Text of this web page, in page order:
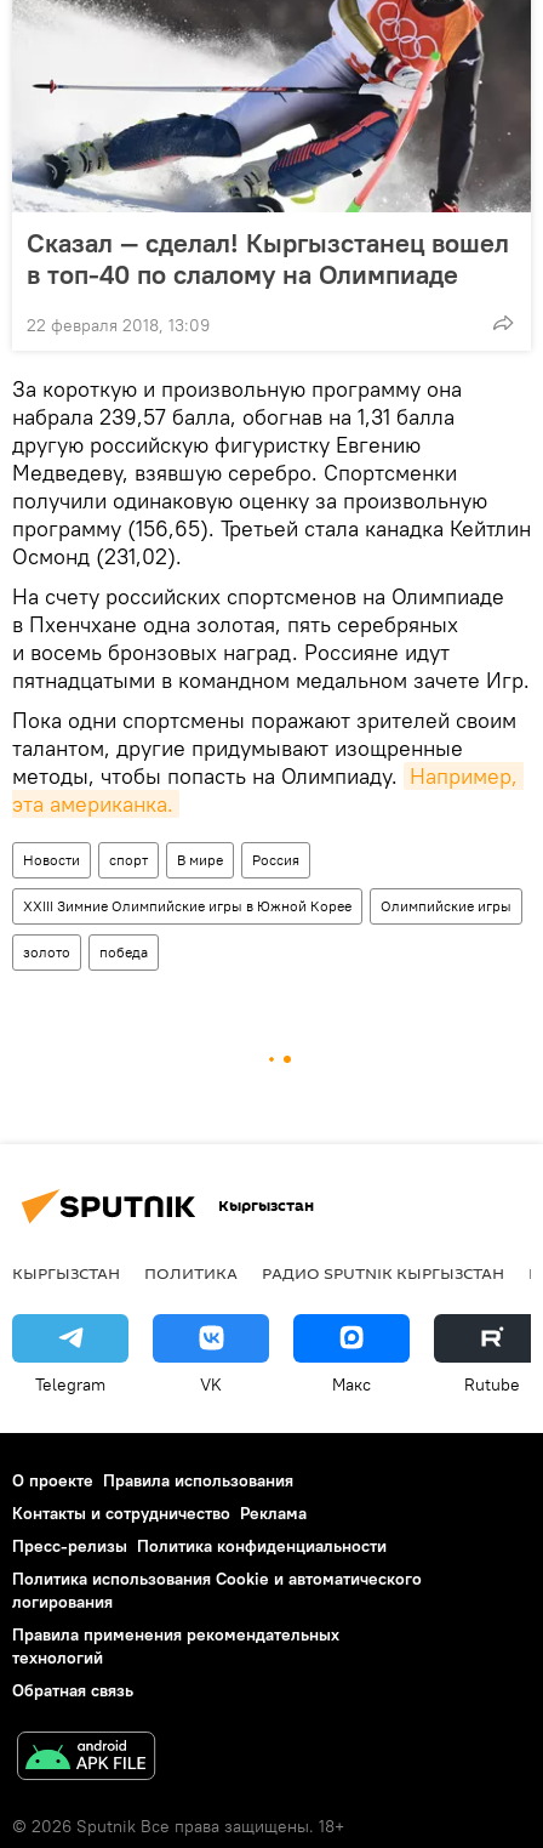
Сказал — сделал! Кыргызстанец вошел
в топ-40 по слалому на Олимпиаде
22 февраля 2018, 13:09
За короткую и произвольную программу она
набрала 239,57 балла, обогнав на 1,31 балла
другую российскую фигуристку Евгению
Медведеву, взявшую серебро. Спортсменки
получили одинаковую оценку за произвольную
программу (156,65). Третьей стала канадка Кейтлин
Осмонд (231,02).
На счету российских спортсменов на Олимпиаде
в Пхенчхане одна золотая, пять серебряных
и восемь бронзовых наград. Россияне идут
пятнадцатыми в командном медальном зачете Игр.
Пока одни спортсмены поражают зрителей своим
талантом, другие придумывают изощренные
методы, чтобы попасть на Олимпиаду. Например,
эта американка.
Новости спорт В мире Россия
XXIII Зимние Олимпийские игры в Южной Корее Олимпийские игры
золото победа
Кыргызстан
КЫРГЫЗСТАН ПОЛИТИКА РАДИО SPUTNIK КЫРГЫЗСТАН
Telegram VK Макс Rutube
О проекте Правила использования
Контакты и сотрудничество Реклама
Пресс-релизы Политика конфиденциальности
Политика использования Cookie и автоматического
логирования
Правила применения рекомендательных
технологий
Обратная связь
© 2026 Sputnik Все права защищены. 18+